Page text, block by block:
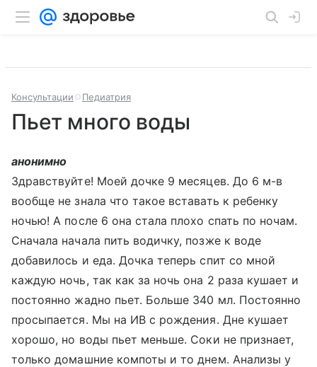
Консультации Педиатрия
Пьет много воды
анонимно
Здравствуйте! Моей дочке 9 месяцев. До 6 м-в
вообще не знала что такое вставать к ребенку
ночью! А после 6 она стала плохо спать по ночам.
Сначала начала пить водичку, позже к воде
добавилось и еда. Дочка теперь спит со мной
каждую ночь, так как за ночь она 2 раза кушает и
постоянно жадно пьет. Больше 340 мл. Постоянно
просыпается. Мы на ИВ с рождения. Дне кушает
хорошо, но воды пьет меньше. Соки не признает,
только домашние компоты и то днем. Анализы у